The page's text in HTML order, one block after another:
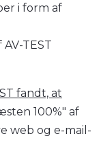
i form af
TEST
fandt, at
100%" af
web og e-mail-